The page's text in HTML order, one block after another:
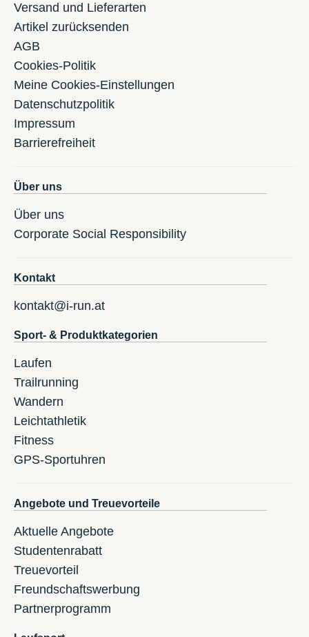
Versand und Lieferarten
Artikel zurücksenden
AGB
Cookies-Politik
Meine Cookies-Einstellungen
Datenschutzpolitik
Impressum
Barrierefreiheit
Über uns
Über uns
Corporate Social Responsibility
Kontakt
kontakt@i-run.at
Sport- & Produktkategorien
Laufen
Trailrunning
Wandern
Leichtathletik
Fitness
GPS-Sportuhren
Angebote und Treuevorteile
Aktuelle Angebote
Studentenrabatt
Treuevorteil
Freundschaftswerbung
Partnerprogramm